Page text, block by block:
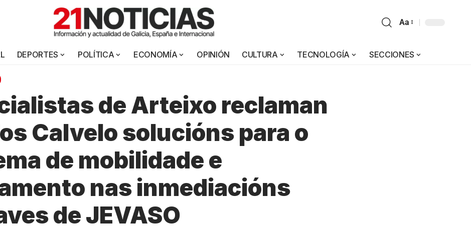
Aa
DEPORTES POLÍTICA ECONOMÍA OPINIÓN CULTURA TECNOLOGÍA SECCIONES
de Arteixo reclaman
Calvelo solucións para o
de mobilidade e
nas inmediacións
de JEVASO